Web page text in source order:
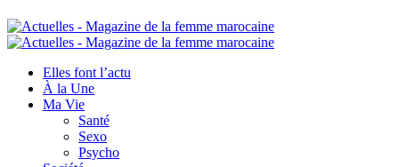
Elles font l’actu
À la Une
Ma Vie
Santé
Sexo
Psycho